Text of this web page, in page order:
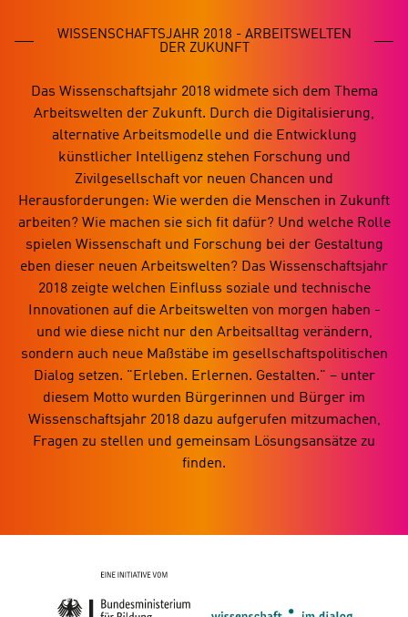
WISSENSCHAFTSJAHR 2018 - ARBEITSWELTEN
DER ZUKUNFT
Das Wissenschaftsjahr 2018 widmete sich dem Thema
Arbeitswelten der Zukunft. Durch die Digitalisierung,
alternative Arbeitsmodelle und die Entwicklung
künstlicher Intelligenz stehen Forschung und
Zivilgesellschaft vor neuen Chancen und
Herausforderungen: Wie werden die Menschen in Zukunft
arbeiten? Wie machen sie sich fit dafür? Und welche Rolle
spielen Wissenschaft und Forschung bei der Gestaltung
eben dieser neuen Arbeitswelten? Das Wissenschaftsjahr
2018 zeigte welchen Einfluss soziale und technische
Innovationen auf die Arbeitswelten von morgen haben -
und wie diese nicht nur den Arbeitsalltag verändern,
sondern auch neue Maßstäbe im gesellschaftspolitischen
Dialog setzen. "Erleben. Erlernen. Gestalten." – unter
diesem Motto wurden Bürgerinnen und Bürger im
Wissenschaftsjahr 2018 dazu aufgerufen mitzumachen,
Fragen zu stellen und gemeinsam Lösungsansätze zu
finden.